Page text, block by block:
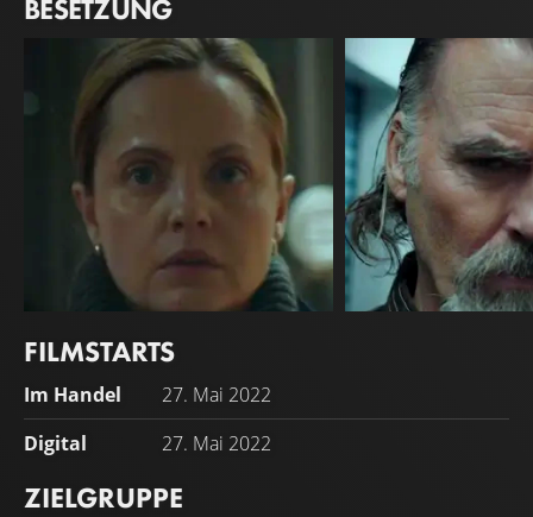
BESETZUNG
Mena Suvari
Maggie
FILMSTARTS
Im Handel
27. Mai 2022
Digital
27. Mai 2022
ZIELGRUPPE